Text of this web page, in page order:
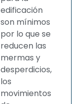
edificación
son mínimos
por lo que se
reducen las
mermas y
desperdicios,
los
movimientos